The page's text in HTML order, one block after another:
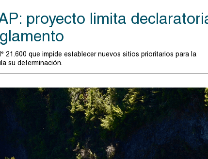
proyecto limita
21.600 que impide establecer nuevos sitios prioritarios para la
su determinación.